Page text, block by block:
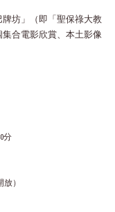
坊」（即「聖保祿大教
合電影欣賞、本土影像
分
）